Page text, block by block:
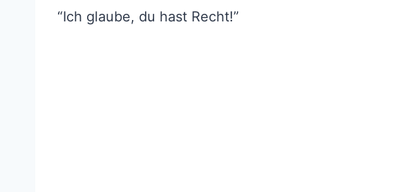
“Ich glaube, du hast Recht!”